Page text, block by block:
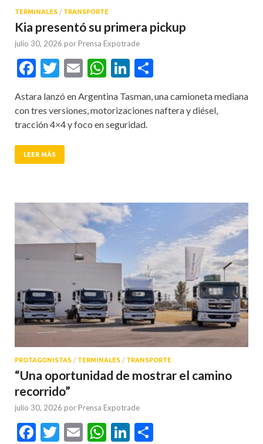
TERMINALES / TRANSPORTE
Kia presentó su primera pickup
julio 30, 2026 por Prensa Expotrade
Facebook
Twitter
EmailWhatsApp
LinkedIn
Astara lanzó en Argentina Tasman, una camioneta mediana
con tres versiones, motorizaciones naftera y diésel,
tracción 4×4 y foco en seguridad.
LEER MÁS
PROTAGONISTAS / TERMINALES / TRANSPORTE
“Una oportunidad de mostrar el camino
recorrido”
julio 30, 2026 por Prensa Expotrade
Facebook
Twitter
EmailWhatsApp
LinkedIn